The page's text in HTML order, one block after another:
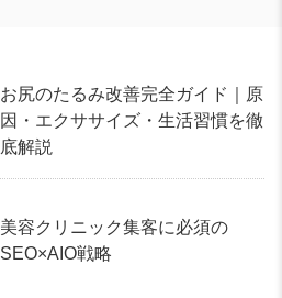
お尻のたるみ改善完全ガイド｜原
因・エクササイズ・生活習慣を徹
底解説
美容クリニック集客に必須の
SEO×AIO戦略